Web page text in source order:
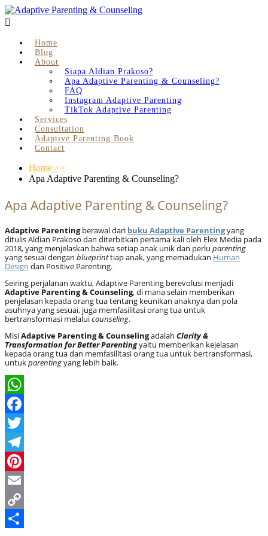

Home
Blog
About
Siapa Aldian Prakoso?
Apa Adaptive Parenting & Counseling?
FAQ
Instagram Adaptive Parenting
TikTok Adaptive Parenting
Services
Consultation
Adaptive Parenting Book
Contact
Home >>
Apa Adaptive Parenting & Counseling?
Apa Adaptive Parenting & Counseling?
Adaptive Parentingberawal dari buku Adaptive Parentingyang
ditulis Aldian Prakoso dan diterbitkan pertama kali oleh Elex Media pada
2018, yang menjelaskan bahwa setiap anak unik dan perlu parenting
yang sesuai dengan blueprinttiap anak, yang memadukan Human
Design dan Positive Parenting.
Seiring perjalanan waktu, Adaptive Parenting berevolusi menjadi
Adaptive Parenting & Counseling, di mana selain memberikan
penjelasan kepada orang tua tentang keunikan anaknya dan pola
asuhnya yang sesuai, juga memfasilitasi orang tua untuk
bertransformasi melaluicounseling.
MisiAdaptive Parenting & Counselingadalah Clarity &
Transformation for Better Parentingyaitu memberikan kejelasan
kepada orang tua dan memfasilitasi orang tua untuk bertransformasi,
untukparentingyang lebih baik.
WhatsApp
Facebook
Twitter
Telegram
Pinterest
Email
Copy